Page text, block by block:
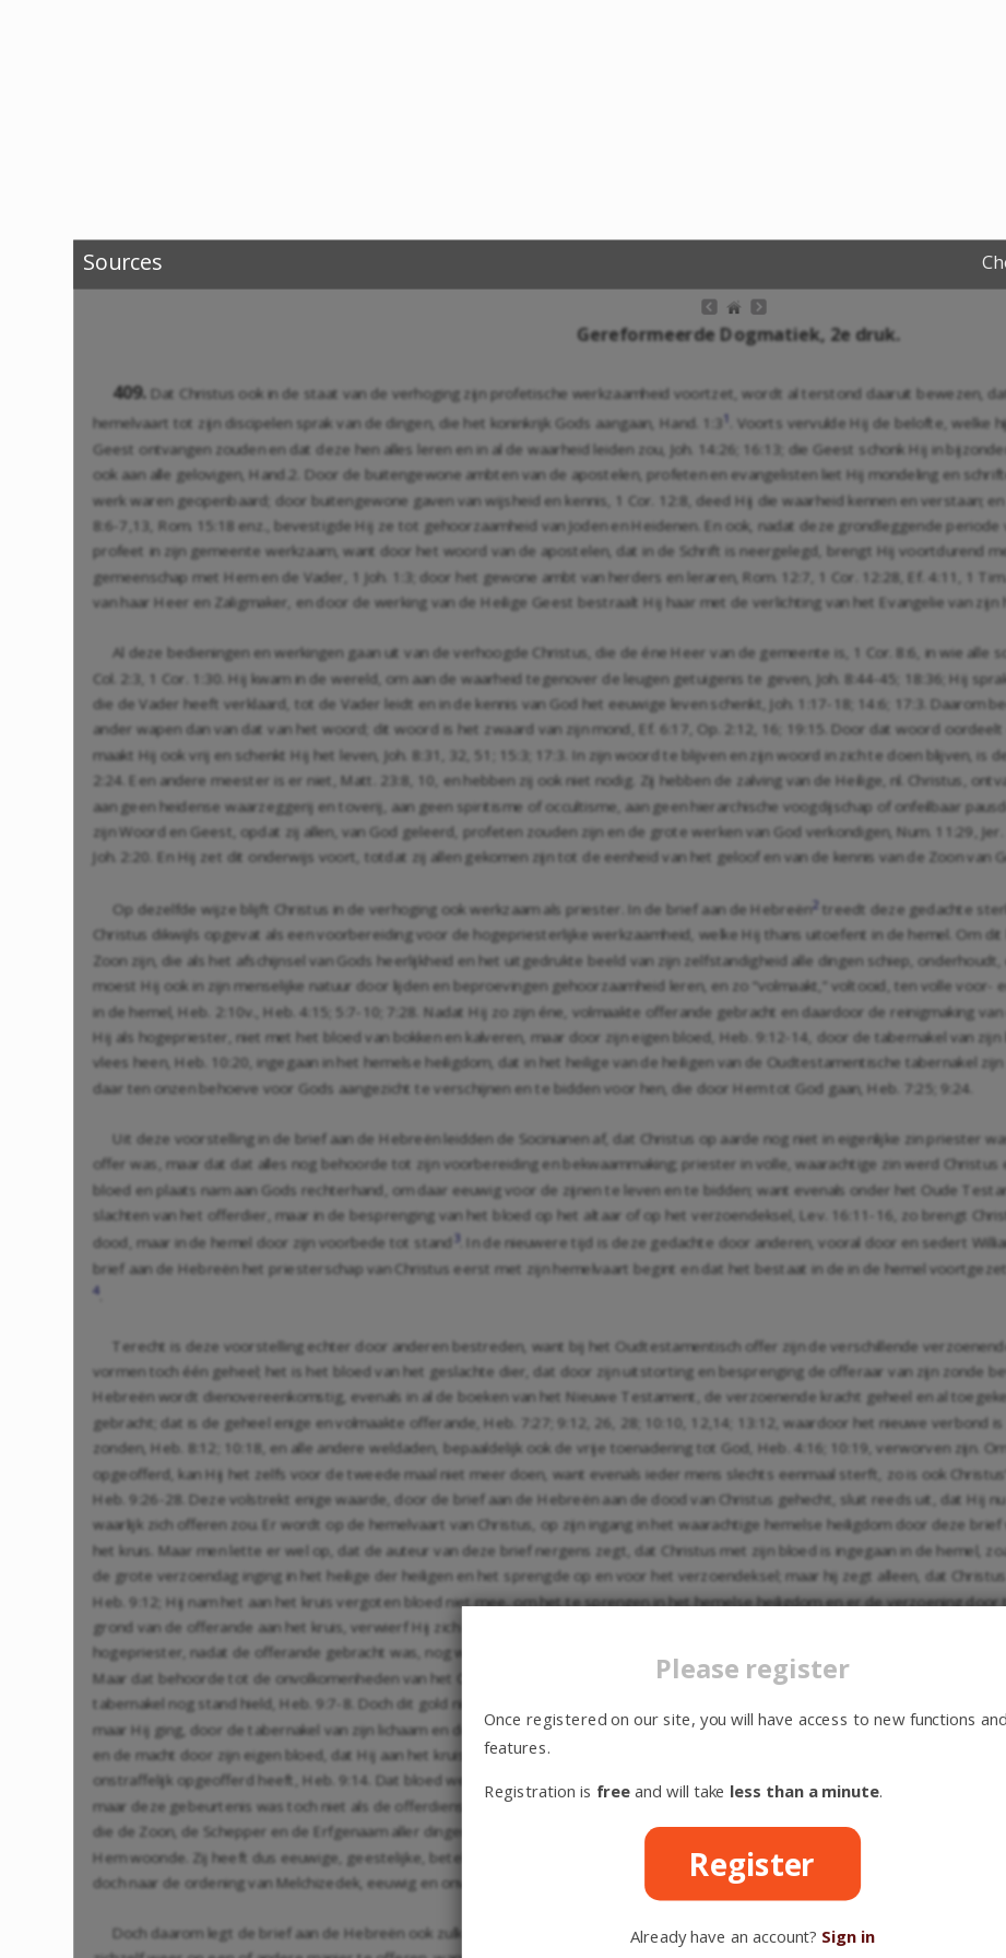
Sources
Please register
Once registered on our site, you will have access to new functions and
features.
Registration is free and will take less than a minute.
Register
Already have an account? Sign in
Gereformeerde Dogmatiek, 2e druk.
409. Dat Christus ook in de staat van de verhoging zijn profetische werkzaamheid voortzet, wordt al terstond daaruit bewezen,
hemelvaart tot zijn discipelen sprak van de dingen, die het koninkrijk Gods aangaan, Hand. 1:31
. Voorts vervulde Hij de belofte, welke
Geest ontvangen zouden en dat deze hen alles leren en in al de waarheid leiden zou, Joh. 14:26 16:13 ; die Geest schonk Hij in
ook aan alle gelovigen,Hand.2 . Door de buitengewone ambten van de apostelen, profeten en evangelisten liet Hij mondeling en
werk waren geopenbaard; door buitengewone gaven van wijsheid en kennis, 1 Cor. 12:8 , deed Hij die waarheid kennen en verstaan;
8:6-7 13 Rom. 15:18 enz., bevestigde Hij ze tot gehoorzaamheid van Joden en Heidenen. En ook, nadat deze grondleggende
profeet in zijn gemeente werkzaam, want door het woord van de apostelen, dat in de Schrift is neergelegd, brengt Hij voortdurend
gemeenschap met Hem en de Vader,
1 Joh. 1:3 ; door het gewone ambt van herders en leraren,Rom. 12:7 1 Cor. 12:28 ,Ef. 4:11 1
van haar Heer en Zaligmaker, en door de werking van de Heilige Geest bestraalt Hij haar met de verlichting van het Evangelie van zijn
Al deze bedieningen en werkingen gaan uit van de verhoogde Christus, die de éne Heer van de gemeente is, 1 Cor. 8:6 , in wie alle
Col. 2:3 1 Cor. 1:30 . Hij kwam in de wereld, om aan de waarheid tegenover de leugen getuigenis te geven, Joh. 8:44-45 18:36 ; Hij
die de Vader heeft verklaard, tot de Vader leidt en in de kennis van God het eeuwige leven schenkt, Joh. 1:17-18 14:6 17:3 . Daarom
ander wapen dan van dat van het woord; dit woord is het zwaard van zijn mond, Ef. 6:17 Op. 2:12 16 19:15 . Door dat woord
maakt Hij ook vrij en schenkt Hij het leven, Joh. 8:31 32 51; 15:3 17:3 . In zijn woord te blijven en zijn woord in zich te doen blijven, is
2:24 . Een andere meester is er niet, Matt. 23:8 10 , en hebben zij ook niet nodig. Zij hebben de zalving van de Heilige, nl. Christus,
aan geen heidense waarzeggerij en toverij, aan geen spiritisme of occultisme, aan geen hierarchische voogdijschap of onfeilbaar
zijn Woord en Geest, opdat zij allen, van God geleerd, profeten zouden zijn en de grote werken van God verkondigen,Num. 11:29
Joh. 2:20 . En Hij zet dit onderwijs voort, totdat zij allen gekomen zijn tot de eenheid van het geloof en van de kennis van de Zoon van
Op dezelfde wijze blijft Christus in de verhoging ook werkzaam als priester. In de brief aan de Hebreën2 treedt deze gedachte
Christus dikwijls opgevat als een voorbereiding voor de hogepriesterlijke werkzaamheid, welke Hij thans uitoefent in de hemel. Om
Zoon zijn, die als het afschijnsel van Gods heerlijkheid en het uitgedrukte beeld van zijn zelfstandigheid alle dingen schiep,
moest Hij ook in zijn menselijke natuur door lijden en beproevingen gehoorzaamheid leren, en zo “volmaakt,” voltooid, ten volle
in de hemel,Heb. 2:10v., Heb. 4:15 5:7-10 7:28 . Nadat Hij zo zijn éne, volmaakte offerande gebracht en daardoor de reinigmaking
Hij als hogepriester, niet met het bloed van bokken en kalveren, maar door zijn eigen bloed, Heb. 9:12-14 , door de tabernakel van zijn
vlees heen, Heb. 10:20 , ingegaan in het hemelse heiligdom, dat in het heilige van de heiligen van de Oudtestamentische tabernakel
daar ten onzen behoeve voor Gods aangezicht te verschijnen en te bidden voor hen, die door Hem tot God gaan,Heb. 7:25 9:24
Uit deze voorstelling in de brief aan de Hebreën leidden de Socinianen af, dat Christus op aarde nog niet in eigenlijke zin priester
offer was, maar dat dat alles nog behoorde tot zijn voorbereiding en bekwaammaking; priester in volle, waarachtige zin werd
bloed en plaats nam aan Gods rechterhand, om daar eeuwig voor de zijnen te leven en te bidden; want evenals onder het Oude
slachten van het offerdier, maar in de besprenging van het bloed op het altaar of op het verzoendeksel, Lev. 16:11-16 , zo brengt
dood, maar in de hemel door zijn voorbede tot stand 3. In de nieuwere tijd is deze gedachte door anderen, vooral door en sedert
brief aan de Hebreën het priesterschap van Christus eerst met zijn hemelvaart begint en dat het bestaat in de in de hemel
4
Terecht is deze voorstelling echter door anderen bestreden, want bij het Oudtestamentisch offer zijn de verschillende
vormen toch één geheel; het is het bloed van het geslachte dier, dat door zijn uitstorting en besprenging de offeraar van zijn zonde
Hebreën wordt dienovereenkomstig, evenals in al de boeken van het Nieuwe Testament, de verzoenende kracht geheel en al
gebracht; dat is de geheel enige en volmaakte offerande,Heb. 7:27 9:12 26 28 10:10 12 14 13:12 , waardoor het nieuwe verbond is
zonden,Heb. 8:12 10:18 , en alle andere weldaden, bepaaldelijk ook de vrije toenadering tot God, Heb. 4:16 10:19 , verworven zijn.
opgeofferd, kan Hij het zelfs voor de tweede maal niet meer doen, want evenals ieder mens slechts eenmaal sterft, zo is ook
Heb. 9:26-28 . Deze volstrekt enige waarde, door de brief aan de Hebreën aan de dood van Christus gehecht, sluit reeds uit, dat Hij
waarlijk zich offeren zou. Er wordt op de hemelvaart van Christus, op zijn ingang in het waarachtige hemelse heiligdom door deze
het kruis. Maar men lette er wel op, dat de auteur van deze brief nergens zegt, dat Christus met zijn bloed is ingegaan in de hemel,
de grote verzoendag inging in het heilige der heiligen en het sprengde op en voor het verzoendeksel; maar hij zegt alleen, dat
Heb. 9:12 ; Hij nam het aan het kruis vergoten bloed niet mee, om het te sprengen in het hemelse heiligdom en er de verzoening
grond van de offerande aan het kruis, verwierf Hij zich het recht, om in de hemel in te gaan en te onzen behoeve voor Gods
hogepriester, nadat de offerande gebracht was, nog wel van het bloed nemen en daarmee ingaan in het heilige der heiligen en dat
Maar dat behoorde tot de onvolkomenheden van het Oude Verbond. Er werd door te kennen gegeven, dat de weg van het
tabernakel nog stand hield,Heb. 9:7-8 . Doch dit gold niet van Christus; Hij bracht een enige en volmaakte offerande aan het kruis; Hij
maar Hij ging, door de tabernakel van zijn lichaam en door het voorhangsel van zijn vlees heen,Heb. 9:11;10:20 , in eens binnen in
en de macht door zijn eigen bloed, dat Hij aan het kruis had gestort,
. Zijn bloed had die kracht, omdat het zijn eigen bloed
onstraffelijk opgeofferd heeft, Heb. 9:14 . Dat bloed werd nl. wel slechts eenmaal gestort, en de offerande van Christus had wel
maar deze gebeurtenis was toch niet als de offerdienst van het Oude Testament tijdelijk, voorbijgaand, verdwijnende. Integendeel,
die de Zoon, de Schepper en de Erfgenaam aller dingen was, die tevens mens werd, door gehoorzaamheid zichzelf volmaakte en in
Hem woonde. Zij heeft dus eeuwige, geestelijke, betekenis. Christus was hogepriester, ook reeds op aarde,
doch naar de ordening van Melchizedek, eeuwig en onveranderlijk.
Doch daarom legt de brief aan de Hebreën ook zulk een sterke nadruk op de ingang van Christus in het waarachtige heiligdom. Hij